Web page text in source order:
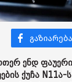
ენდ
ქუჩა